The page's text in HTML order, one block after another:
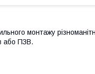
монтажу
або ПЗВ.